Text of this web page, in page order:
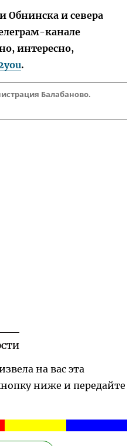
и севера
канале
интересно,
.
Балабаново.
на вас эта
ниже и передайте